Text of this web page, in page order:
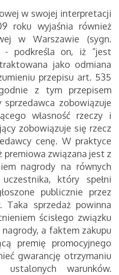
w swojej interpretacji
roku wyjaśnia również
w Warszawie (sygn.
- podkreśla on, iż “jest
jako odmiana
przepisu art. 535
z tym przepisem
sprzedawca zobowiązuje
własność rzeczy i
zobowiązuje się rzecz
cenę. W praktyce
premiowa związana jest z
nagrody na równych
który spełni
publicznie przez
Taka sprzedaż powinna
ścisłego związku
a faktem zakupu
premię promocyjnego
gwarancję otrzymaniu
warunków.